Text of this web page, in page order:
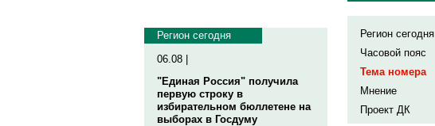
Регион сегодня
06.08 |
"Единая Россия" получила
первую строку в
избирательном бюллетене на
выборах в Госдуму
Регион сегодня
Часовой пояс
Тема номера
Мнение
Проект ДК